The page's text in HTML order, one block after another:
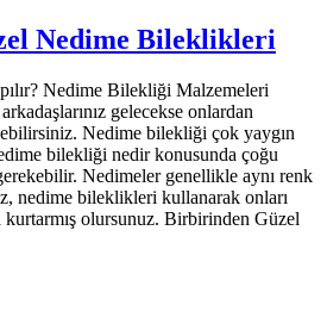
Nedime Bileklikleri
Nedime Bilekliği Malzemeleri
gelecekse onlardan
Nedime bilekliği çok yaygın
bilekliği nedir konusunda çoğu
Nedimeler genellikle aynı renk
nedime bileklikleri kullanarak onları
olursunuz. Birbirinden Güzel